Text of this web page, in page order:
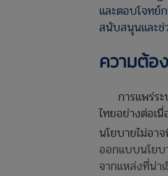
และตอบโจทย์
สนับสนุนและช่
ความต้อ
การแพร่ระบ
ไทยอย่างต่อเ
นโยบายไม่อา
ออกแบบนโยบ
จากแหล่งที่น่า